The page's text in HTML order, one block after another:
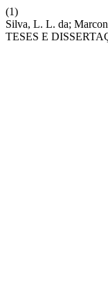
(1)
Silva, L. L. da;
TESES E